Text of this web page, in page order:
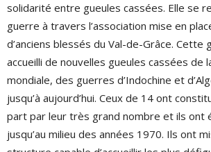
solidarité entre gueules cassées. Elle se
guerre à travers l’association mise en
d’anciens blessés du Val-de-Grâce. Cette
accueilli de nouvelles gueules cassées de
mondiale, des guerres d’Indochine et
jusqu’à aujourd’hui. Ceux de 14 ont
part par leur très grand nombre et ils ont
jusqu’au milieu des années 1970. Ils ont